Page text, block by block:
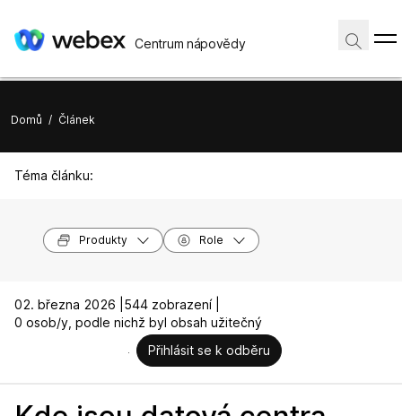
Centrum nápovědy
Domů / Článek
Téma článku:
Produkty Role
02. března 2026 | 544 zobrazení |
0 osob/y, podle nichž byl obsah užitečný
Přihlásit se k odběru